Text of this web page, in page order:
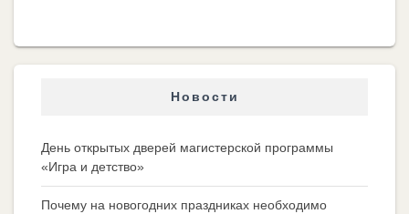
Новости
День открытых дверей магистерской программы
«Игра и детство»
Почему на новогодних праздниках необходимо